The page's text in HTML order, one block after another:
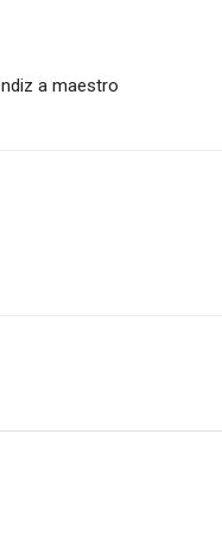
a maestro